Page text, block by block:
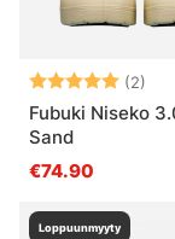
Arvio: (2)
Fubuki Niseko
Sand
€74.90
Loppuunmyyty